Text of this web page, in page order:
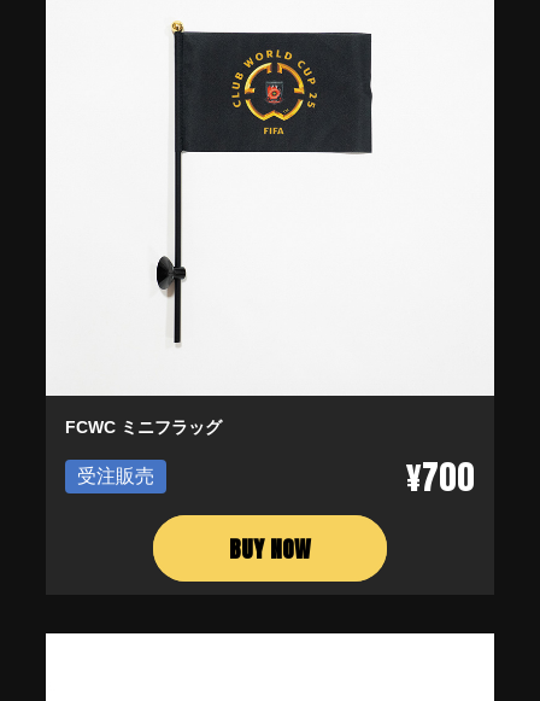
FCWC ミニフラッグ
受注販売 ¥700
BUY NOW